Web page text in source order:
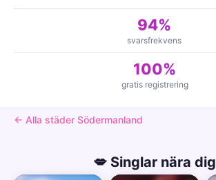
94%
svarsfrekvens
100%
gratis registrering
← Alla städer Södermanland
💋 Singlar nära dig